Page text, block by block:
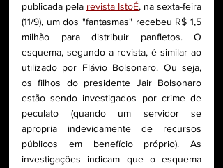
publicada pela revista IstoÉ, na sexta-feira
(11/9), um dos "fantasmas" recebeu R$ 1,5
milhão para distribuir panfletos. O
esquema, segundo a revista, é similar ao
utilizado por Flávio Bolsonaro. Ou seja,
os filhos do presidente Jair Bolsonaro
estão sendo investigados por crime de
peculato (quando um servidor se
apropria indevidamente de recursos
públicos em benefício próprio). As
investigações indicam que o esquema